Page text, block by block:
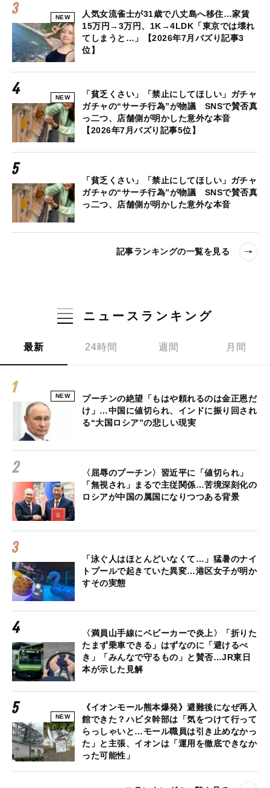
NEW
人気女流雀士が31歳で八丈島へ移住…家賃
15万円→3万円、1K→4LDK「東京では壊れ
てしまうと…」【2026年7月バズり記事3
位】
NEW
「貧乏くさい」「禁止にしてほしい」ガチャ
ガチャの“サーチ行為”が物議 SNSで賛否真
っ二つ、店舗側が明かした意外な本音
【2026年7月バズり記事5位】
「貧乏くさい」「禁止にしてほしい」ガチャ
ガチャの“サーチ行為”が物議 SNSで賛否真
っ二つ、店舗側が明かした意外な本音
記事ランキングの一覧を見る
ニュースランキング
最新 24時間 週間 月間
NEW
プーチンの絶望「もはや頼れるのは金正恩だ
け」…中国に値切られ、インドに振り回され
る“大国ロシア”の悲しい現実
〈屈辱のプーチン〉習近平に「値切られ」
「無視され」まるで主従関係…苦境深刻化の
ロシアが中国の属国になりつつある背景
「泳ぐ人はほとんどいなくて…」猛暑のナイ
トプールで起きていた異変…港区女子が明か
すその実態
〈満員山手線にベビーカーで炎上〉「折りた
たまず乗車できる」はずなのに「避けるべ
き」「みんなで守るもの」と賛否…JR東日
本が示した見解
NEW
《イオンモール熊本爆発》避難後になぜ再入
館できた？ハビタ幹部は「気をつけて行って
らっしゃいと…モール職員は引き止めなかっ
た」と主張、イオンは「運用を徹底できなか
った可能性」